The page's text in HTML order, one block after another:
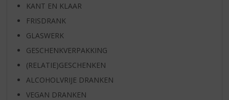
KANT EN KLAAR
FRISDRANK
GLASWERK
GESCHENKVERPAKKING
(RELATIE)GESCHENKEN
ALCOHOLVRIJE DRANKEN
VEGAN DRANKEN